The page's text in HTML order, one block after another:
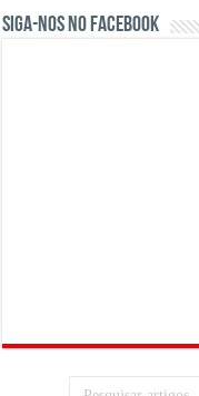
Siga-nos no Facebook